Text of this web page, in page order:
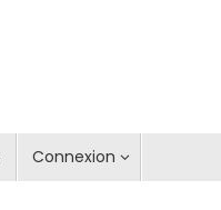
Connexion